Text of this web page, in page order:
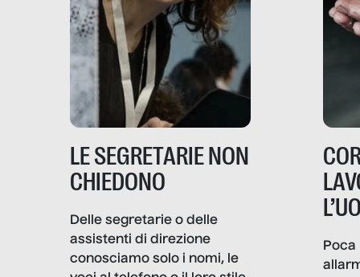
LE SEGRETARIE NON
CHIEDONO
Delle segretarie o delle
assistenti di direzione
conosciamo solo i nomi, le